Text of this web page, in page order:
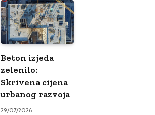
Beton izjeda
zelenilo:
Skrivena cijena
urbanog razvoja
29/07/2026